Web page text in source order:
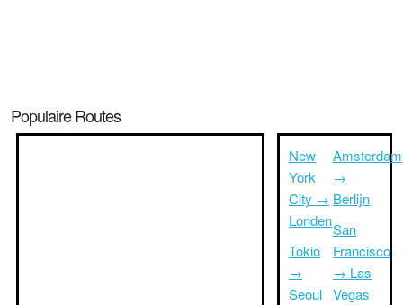
Populaire Routes
New
York
City →
Londen
Tokio
→
Seoul
Amsterdam
→
Berlijn
San
Francisco
→ Las
Vegas